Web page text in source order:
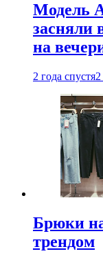
Модель
засняли
на
2 года спустя
Брюки
трендом